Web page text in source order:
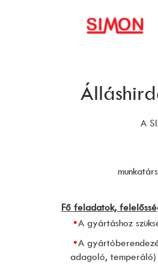
A
Fő feladatok,
A gyártáshoz
A
adagoló, temperáló)